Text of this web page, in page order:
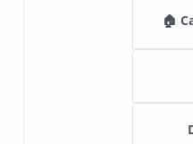
🏠